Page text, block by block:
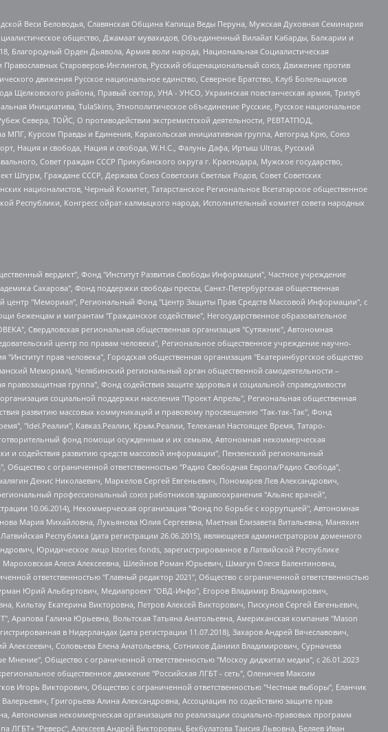
Веси Беловодья, Славянская Община Капища Веды Перуна, Мужская Духовная Семинария
общество, Джамаат мувахидов, Объединенный Вилайат Кабарды, Балкарии и
Благородный Орден Дьявола, Армия воли народа, Национальная Социалистическая
Староверов-Инглингов, Русский общенациональный союз, Движение против
движения Русское национальное единство, Северное Братство, Клуб Болельщиков
Щелковского района, Правый сектор, УНА - УНСО, Украинская повстанческая армия, Тризуб
Инициатива, TulaSkins, Этнополитическое объединение Русские, Русское национальное
Севера, ТОЙС, О противодействии экстремистской деятельности, РЕВТАТПОД,
Курсом Правды и Единения, Каракольская инициативная группа, Автоград Крю, Союз
Нация и свобода, Нация и свобода, W.H.С., Фалунь Дафа, Иртыш Ultras, Русский
Совет граждан СССР Прикубанского округа г. Краснодара, Мужское государство,
Штурм, Граждане СССР, Держава Союз Советских Светлых Родов, Совет Советских
националистов, Черный Комитет, Татарстанское Региональное Всетатарское общественное
Республики, Конгресс ойрат-калмыцкого народа, Исполнительный комитет совета народных
"Чайка Белые сады", Ветошкина Валерия Валерьевна, Заговора Максим Александрович, Межрегиональное общественное движение "Российская ЛГБТ - сеть", Оленичев Максим Владимирович, Павлов Иван Юрьевич, Скворцова Елена Сергеевна, Общество с ограниченной ответственностью "Как бы инагент", Кочетков Игорь Викторович, Общество с ограниченной ответственностью "Честные выборы", Еланчик Олег Александрович, Общество с ограниченной ответственностью "Нобелевский призыв", Гималова Регина Эмилевна, Григорьев Андрей Валерьевич, Григорьева Алина Александровна, Ассоциация по содействию защите прав призывников, альтернативнослужащих и военнослужащих "Правозащитная группа "Гражданин.Армия.Право", Хисамова Регина Фаритовна, Автономная некоммерческая организация по реализации социально-правовых программ "Лилит", Дальневосточное общественное движение "Маяк", Санкт-Петербургская ЛГБТ-инициативная группа "Выход", Инициативная группа ЛГБТ+ "Реверс", Алексеев Андрей Викторович, Бекбулатова Таисия Львовна, Беляев Иван Михайлович, Владыкина Елена Сергеевна, Гельман Марат Александрович, Никульшина Вероника Юрьевна, Толоконникова Надежда Андреевна, Шендерович Виктор Анатольевич, Общество с ограниченной ответственностью "Данное сообщение", Общество с ограниченной ответственностью Издательский дом "Новая глава", Айнбиндер Александра Александровна, Московский комьюнити-центр для ЛГБТ+инициатив, Благотворительный фонд развития филантропии, Deutsche Welle (Германия, Kurt-Schumacher-Strasse 3, 53113 Bonn), Борзунова Мария Михайловна, Воробьев Виктор Викторович, Голубева Анна Львовна, Константинова Алла Михайловна, Малкова Ирина Владимировна, Мурадов Мурад Абдулгалимович, Осетинская Елизавета Николаевна, Понасенков Евгений Николаевич, Ганапольский Матвей Юрьевич, Киселев Евгений Алексеевич, Борухович Ирина Григорьевна, Дремин Иван Тимофеевич, Дубровский Дмитрий Викторович, Красноярская региональная общественная организация поддержки и развития альтернативных образовательных технологий и межкультурных коммуникаций "ИНТЕРРА", Маяковская Екатерина Алексеевна, Фейгин Марк Захарович, Филимонов Андрей Викторович, Дзугкоева Регина Николаевна, Доброхотов Роман Александрович, Дудь Юрий Александрович, Елкин Сергей Владимирович, Кругликов Кирилл Игоревич, Сабунаева Мария Леонидовна, Семенов Алексей Владимирович, Шаинян Карен Багратович, Шульман Екатерина Михайловна, Асафьев Артур Валерьевич, Вахштайн Виктор Семенович, Венедиктов Алексей Алексеевич, Лушникова Екатерина Евгеньевна, Волков Леонид Михайлович, Невзоров Александр Глебович, Пархоменко Сергей Борисович, Сироткин Ярослав Николаевич, Кара-Мурза Владимир Владимирович, Баранова Наталья Владимировна, Гозман Леонид Яковлевич, Кагарлицкий Борис Юльевич, Климарев Михаил Валерьевич, Милов Владимир Станиславович, Автономная некоммерческая организация Краснодарский центр современного искусства "Типография", Моргенштерн Алишер Тагирович, Соболь Любовь Эдуардовна, Общество с ограниченной ответственностью "ЛИЗА НОРМ", Каспаров Гарри Кимович, Ходорковский Михаил Борисович, Общество с ограниченной ответственностью "Апрельские тезисы", Данилович Ирина Брониславовна, Кашин Олег Владимирович, Петров Николай Владимирович, Пивоваров Алексей Владимирович, Соколов Михаил Владимирович, Цветкова Юлия Владимировна, Чичваркин Евгений Александрович, Комитет против пыток/Команда против пыток, Общество с ограниченной ответственностью "Первый научный", Общество с ограниченной ответственностью "Вертолет и ко", Белоцерковская Вероника Борисовна, Кац Максим Евгеньевич, Лазарева Татьяна Юрьевна, Шаведдинов Руслан Табризович, Яшин Илья Валерьевич, Общество с ограниченной ответственностью "Иноагент ААВ", Алешковский Дмитрий Петрович, Альбац Евгения Марковна, Быков Дмитрий Львович, Галямина Юлия Евгеньевна, Лойко Сергей Леонидович, Мартынов Кирилл Константинович, Медведев Сергей Александрович, Крашенинников Федор Геннадиевич, Гордеева Катерина Вл